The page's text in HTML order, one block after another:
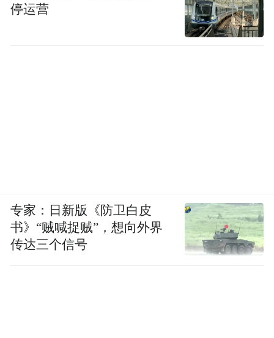
停运营
专家：日新版《防卫白皮
书》“贼喊捉贼”，想向外界
传达三个信号